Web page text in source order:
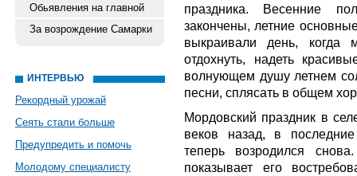
Обьявления на главной
За возрождение Самарки
ИНТЕРВЬЮ
Рекордный урожай
Сеять стали больше
Предупредить и помочь
Молодому специалисту
праздника. Весенние
закончены, летние
выкраивали день,
отдохнуть, надеть
волнующем душу летнем
песни, сплясать в общем
Мордовский праздник в
веков назад, в
теперь возродился
показывает его